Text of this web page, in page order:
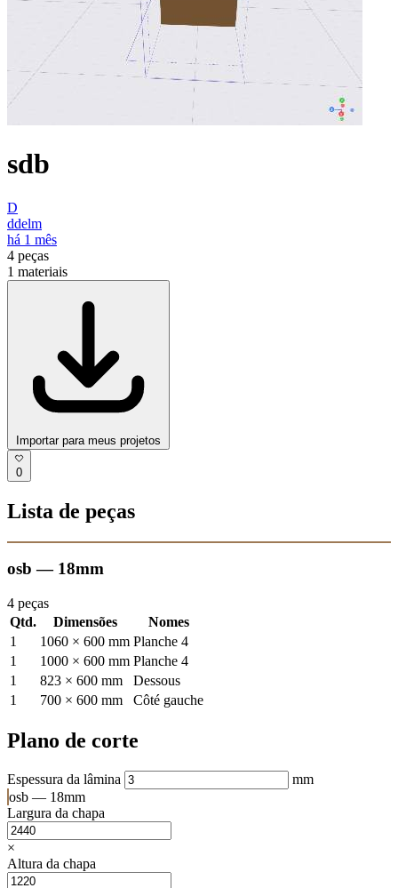
sdb
D
ddelm
há 1 mês
4 peças
1 materiais
Importar para meus projetos
0
Lista de peças
osb — 18mm
4 peças
Qtd.
Dimensões
Nomes
1
1060 × 600 mm Planche 4
1
1000 × 600 mm Planche 4
1
823 × 600 mm
Dessous
1
700 × 600 mm Côté gauche
Plano de corte
Espessura da lâmina
mm
osb — 18mm
Largura da chapa
×
Altura da chapa